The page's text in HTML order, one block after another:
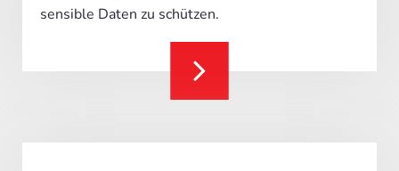
sensible Daten zu schützen.